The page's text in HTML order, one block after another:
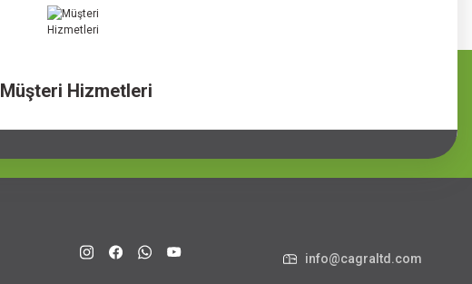
Müşteri Hizmetleri
info@cagraltd.com